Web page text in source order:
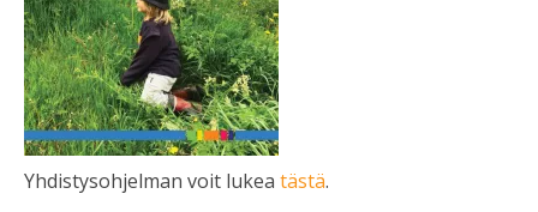
Yhdistysohjelman voit lukea tästä.